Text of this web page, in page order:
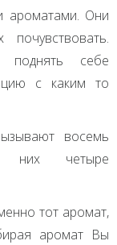
ароматами. Они
себе
с каким то
восемь
них четыре
тот аромат,
аромат Вы